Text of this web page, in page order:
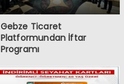
Gebze Ticaret
Platformundan İftar
Programı